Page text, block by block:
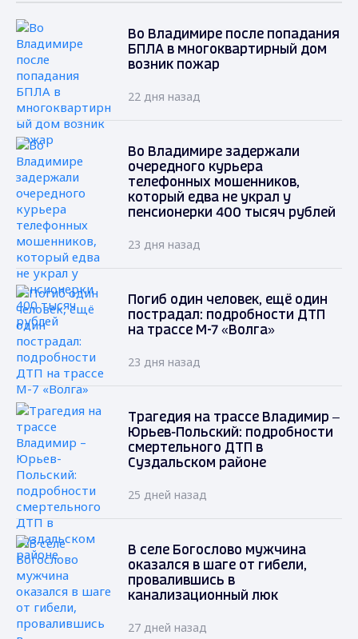
Во Владимире после попадания
БПЛА в многоквартирный дом
возник пожар
22 дня назад
Во Владимире задержали
очередного курьера
телефонных мошенников,
который едва не украл у
пенсионерки 400 тысяч рублей
23 дня назад
Погиб один человек, ещё один
пострадал: подробности ДТП
на трассе М-7 «Волга»
23 дня назад
Трагедия на трассе Владимир –
Юрьев-Польский: подробности
смертельного ДТП в
Суздальском районе
25 дней назад
В селе Богослово мужчина
оказался в шаге от гибели,
провалившись в
канализационный люк
27 дней назад